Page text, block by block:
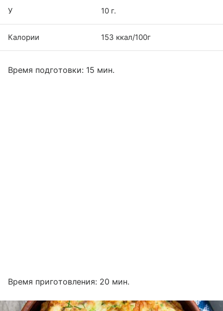
У 10 г.
Калории 153 ккал/100г
Время подготовки: 15 мин.
Время приготовления: 20 мин.